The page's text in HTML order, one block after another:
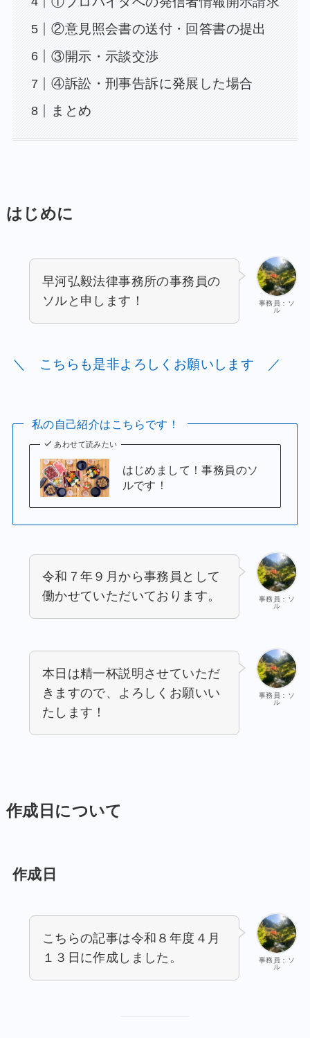
②意見照会書の送付・回答書の提出
③開示・示談交渉
④訴訟・刑事告訴に発展した場合
まとめ
はじめに
事務員：ソ
ル
早河弘毅法律事務所の事務員の
ソルと申します！
＼ こちらも是非よろしくお願いします ／
私の自己紹介はこちらです！
あわせて読みたい
はじめまして！事務員のソ
ルです！
事務員：ソ
ル
令和７年９月から事務員として
働かせていただいております。
事務員：ソ
ル
本日は精一杯説明させていただ
きますので、よろしくお願いい
たします！
作成日について
作成日
事務員：ソ
ル
こちらの記事は令和８年度４月
１３日に作成しました。